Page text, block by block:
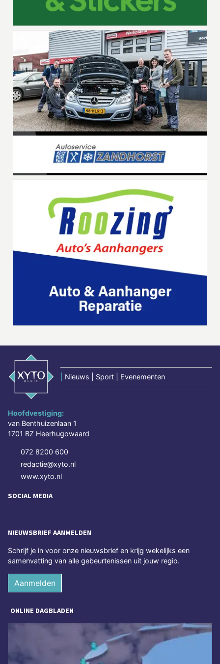
Nieuws | Sport | Evenementen
Hoofdvestiging:
van Benthuizenlaan 1
1701 BZ Heerhugowaard
072 8200 600
redactie@xyto.nl
www.xyto.nl
SOCIAL MEDIA
NIEUWSBRIEF AANMELDEN
Schrijf je in voor onze nieuwsbrief en krijg wekelijks een
samenvatting van alle gebeurtenissen uit jouw regio.
Aanmelden
ONLINE DAGBLADEN